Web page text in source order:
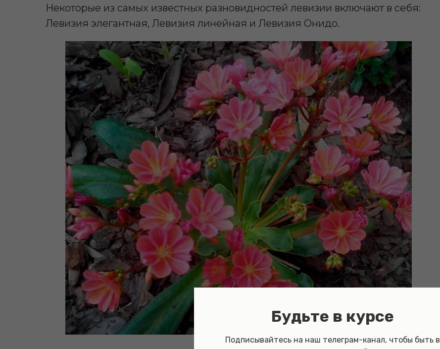
Будьте в курсе
Подписывайтесь на наш телеграм-канал, чтобы быть в
Некоторые из самых известных разновидностей левизии включают в себя:
Левизия элегантная, Левизия линейная и Левизия Онидо.